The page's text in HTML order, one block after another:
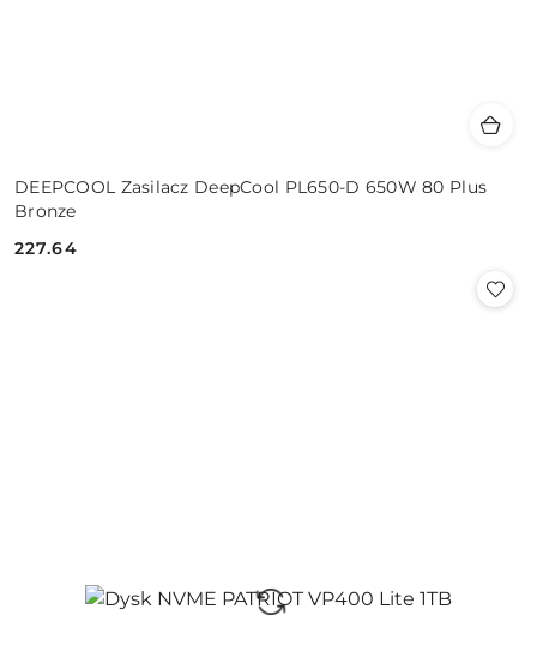
DEEPCOOL Zasilacz DeepCool PL650-D 650W 80 Plus
Bronze
Cena:
227.64